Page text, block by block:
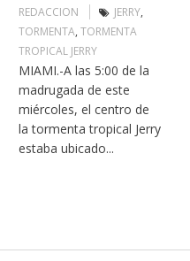
REDACCION
JERRY,
TORMENTA,TORMENTA
TROPICAL JERRY
MIAMI.-A las 5:00 de la
madrugada de este
miércoles, el centro de
la tormenta tropical Jerry
estaba ubicado...